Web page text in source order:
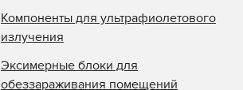
Компоненты для ультрафиолетового
излучения
Эксимерные блоки для
обеззараживания помещений